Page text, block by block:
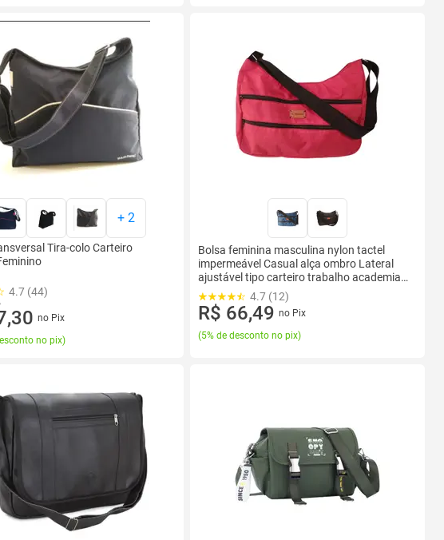
+ 2
Tira-colo Carteiro
4.7 (44)
no Pix
no pix)
Bolsa feminina masculina nylon tactel
impermeável Casual alça ombro Lateral
ajustável tipo carteiro trabalho academia
faculdade passeio mala espaçosa
4.7 (12)
R$ 66,49 no Pix
(5% de desconto no pix)